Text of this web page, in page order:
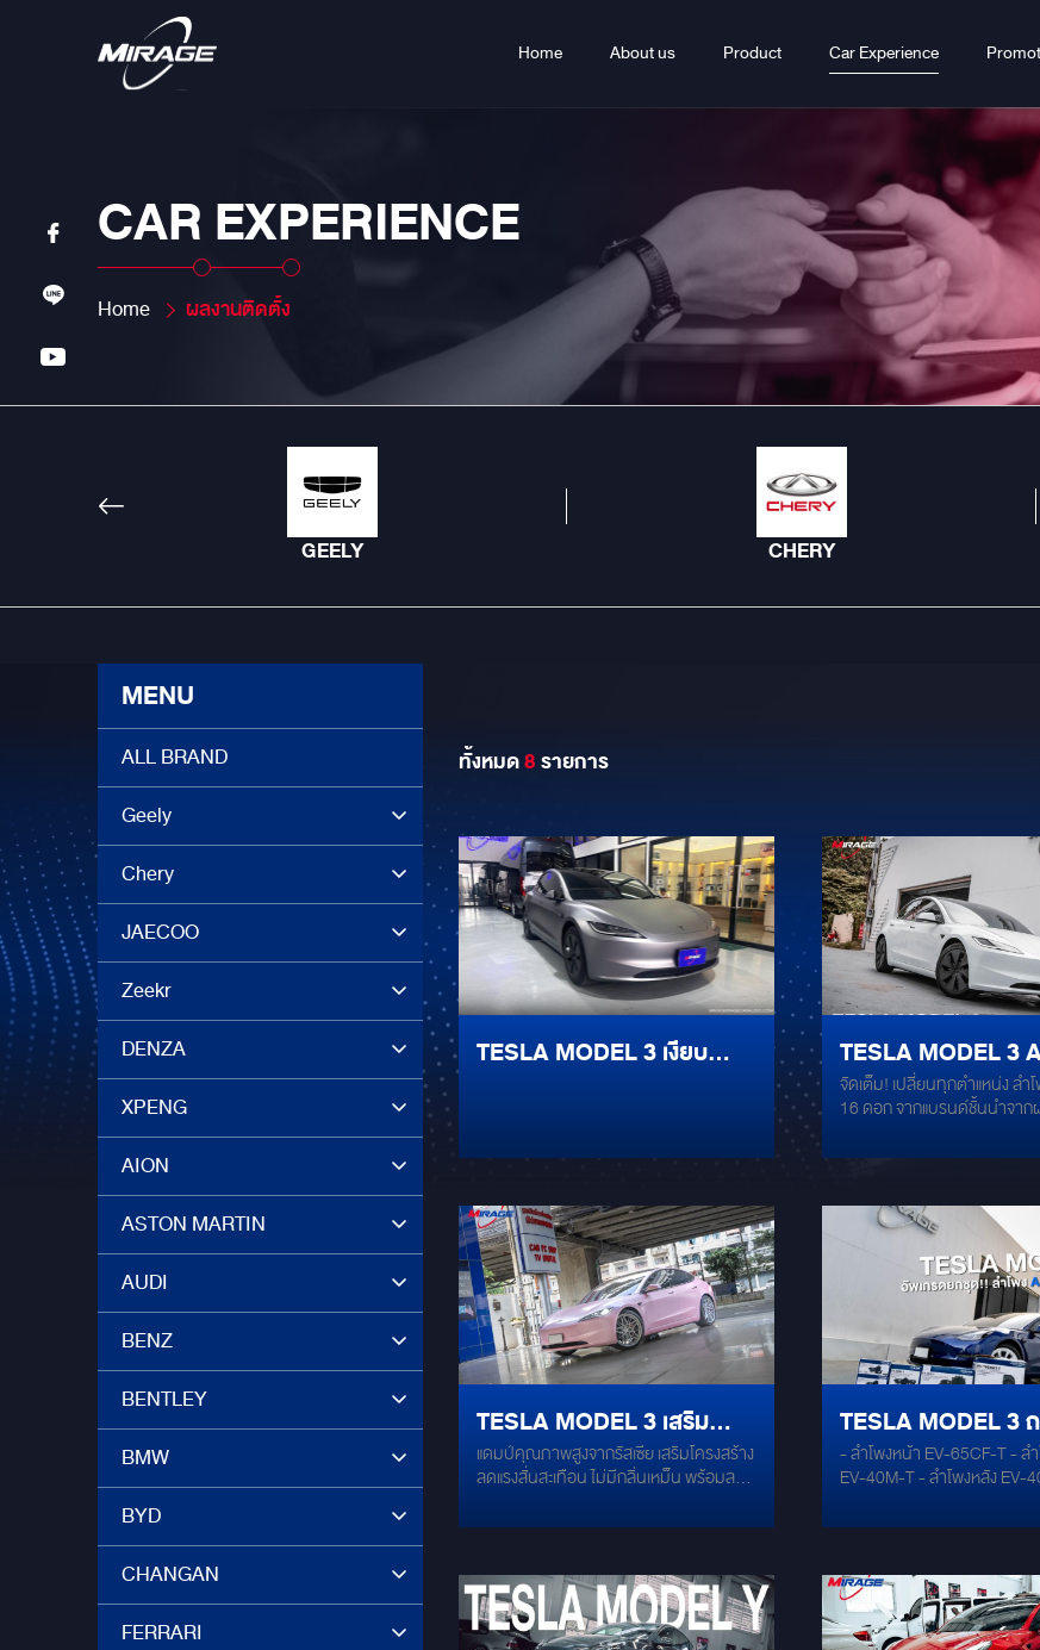
Home About us Product Car Experience
CAR EXPERIENCE
Home ผลงานติดตั้ง
GEELY CHERY
MENU
ALL BRAND
Geely
Chery
JAECOO
Zeekr
DENZA
XPENG
AION
ASTON MARTIN
AUDI
BENZ
BENTLEY
BMW
BYD
CHANGAN
FERRARI
ทั้งหมด8รายการ
TESLA MODEL 3 เงียบ
TESLA MODEL 3
เต็ม! เปลี่ยนทุกตำแ
แบรนด์ชั้นนำจากฝรั่
จัดเต็ม! เปลี่ยนทุกตำแหน่ง ลำ
16 ดอก จากแบรนด์ชั้นนำจาก
TESLA MODEL 3 เสริม
ความเงียบมากยิ่งขึ้น ด้วย
แดมป์คุณภาพสูงจากรัสเซีย เสริมโครงสร้าง
ลดแรงสั่นสะเทือน ไม่มีกลิ่นเหม็น พร้อมลด
คัน ในรถไฟฟ้ายอดนิยม TESLA MODEL3
TESLA MODEL 3
ออก...แล้วเสียบปลั๊ก
คุณภาพเสียง ได้เต็ม
ประสิทธิภาพ
- ลำโพงหน้า EV-65CF-T - ลำโพงกลาง
EV-40M-T - ลำโพงหลัง EV-40MR-T -
Model 3) ใครที่ใช้รถ TESLA